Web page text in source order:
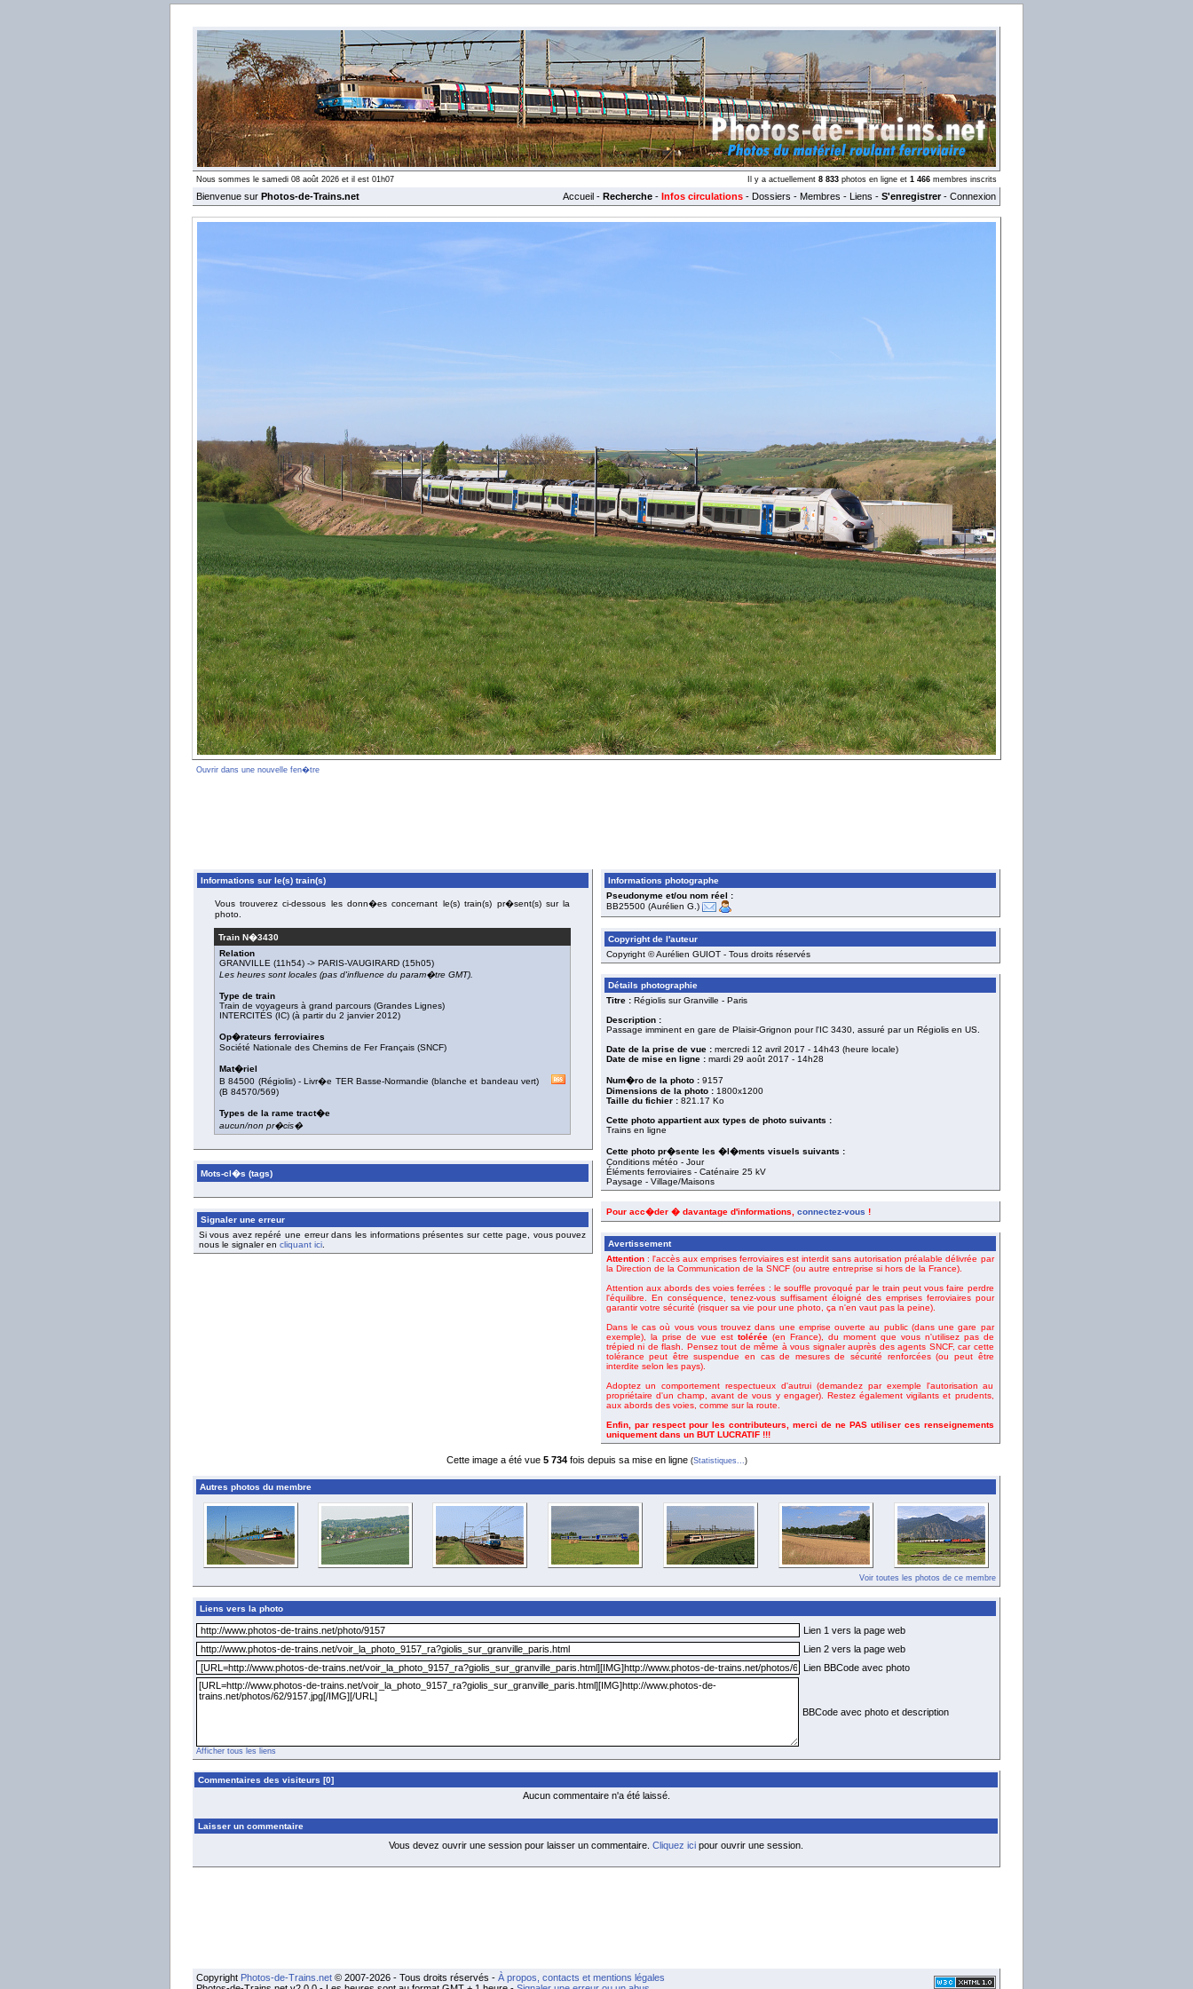
Nous sommes le samedi 08 août 2026 et il est 01h07 Il y a actuellement 8 833 photos en ligne et 1 466 membres inscrits
Bienvenue sur Photos-de-Trains.net Accueil - Recherche - Infos circulations - Dossiers - Membres - Liens - S'enregistrer- Connexion
Ouvrir dans une nouvelle fen�tre
Informations sur le(s) train(s)
Vous trouverez ci-dessous les donn�es concernant le(s) train(s) pr�sent(s) sur la
photo.
Train N�3430
Relation
GRANVILLE (11h54) -> PARIS-VAUGIRARD (15h05)
Les heures sont locales (pas d'influence du param�tre GMT).
Type de train
Train de voyageurs à grand parcours (Grandes Lignes)
INTERCITÉS (IC) (à partir du 2 janvier 2012)
Op�rateurs ferroviaires
Société Nationale des Chemins de Fer Français (SNCF)
Mat�riel
B 84500 (Régiolis)-Livr�e TER Basse-Normandie (blanche et bandeau vert)
(B 84570/569)
Types de la rame tract�e
aucun/non pr�cis�
Mots-cl�s (tags)
Signaler une erreur
Si vous avez repéré une erreur dans les informations présentes sur cette page, vous pouvez
nous le signaler en cliquant ici.
Informations photographe
Pseudonyme et/ou nom réel :
BB25500 (Aurélien G.)
Copyright de l'auteur
Copyright © Aurélien GUIOT - Tous droits réservés
Détails photographie
Titre :Régiolis sur Granville - Paris
Description :
Passage imminent en gare de Plaisir-Grignon pour l'IC 3430, assuré par un Régiolis en US.
Date de la prise de vue : mercredi 12 avril 2017 - 14h43 (heure locale)
Date de mise en ligne : mardi 29 août 2017 - 14h28
Num�ro de la photo :9157
Dimensions de la photo :1800x1200
Taille du fichier :821.17 Ko
Cette photo appartient aux types de photo suivants :
Trains en ligne
Cette photo pr�sente les �l�ments visuels suivants :
Conditions météo - Jour
Éléments ferroviaires - Caténaire 25 kV
Paysage - Village/Maisons
Pour acc�der � davantage d'informations, connectez-vous !
Avertissement
Attention: l'accès aux emprises ferroviaires est interdit sans autorisation préalable délivrée par
la Direction de la Communication de la SNCF (ou autre entreprise si hors de la France).
Attention aux abords des voies ferrées : le souffle provoqué par le train peut vous faire perdre
l'équilibre. En conséquence, tenez-vous suffisament éloigné des emprises ferroviaires pour
garantir votre sécurité (risquer sa vie pour une photo, ça n'en vaut pas la peine).
Dans le cas où vous vous trouvez dans une emprise ouverte au public (dans une gare par
exemple), la prise de vue est tolérée(en France), du moment que vous n'utilisez pas de
trépied ni de flash. Pensez tout de même à vous signaler auprès des agents SNCF, car cette
tolérance peut être suspendue en cas de mesures de sécurité renforcées (ou peut être
interdite selon les pays).
Adoptez un comportement respectueux d'autrui (demandez par exemple l'autorisation au
propriétaire d'un champ, avant de vous y engager). Restez également vigilants et prudents,
aux abords des voies, comme sur la route.
Enfin, par respect pour les contributeurs, merci de ne PAS utiliser ces renseignements
uniquement dans un BUT LUCRATIF !!!
Cette image a été vue 5 734fois depuis sa mise en ligne (Statistiques...)
Autres photos du membre
Voir toutes les photos de ce membre
Liens vers la photo
Lien 1 vers la page web
Lien 2 vers la page web
Lien BBCode avec photo
BBCode avec photo et description
Afficher tous les liens
Commentaires des visiteurs [0]
Aucun commentaire n'a été laissé.
Laisser un commentaire
Vous devez ouvrir une session pour laisser un commentaire. Cliquez ici pour ouvrir une session.
Copyright Photos-de-Trains.net © 2007-2026 - Tous droits réservés - À propos, contacts et mentions légales